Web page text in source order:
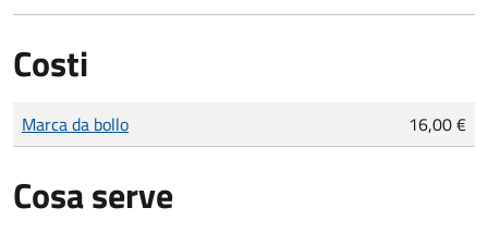
Costi
Tipo di pagamento
Importo
Marca da bollo 16,00 €
Cosa serve